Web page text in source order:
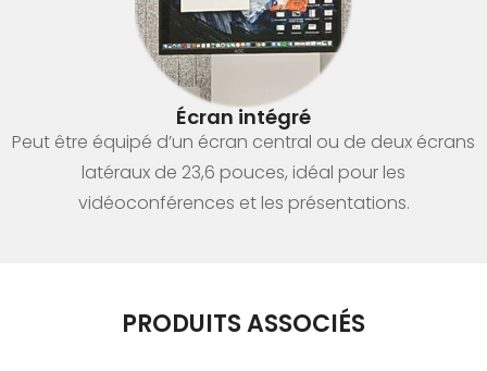
Écran intégré
Peut être équipé d’un écran central ou de deux écrans
latéraux de 23,6 pouces, idéal pour les
vidéoconférences et les présentations.
PRODUITS ASSOCIÉS